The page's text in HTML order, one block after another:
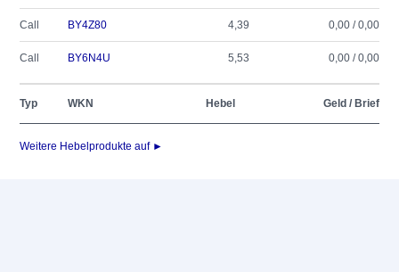
Call BY4Z80 4,39 0,00 / 0,00
Call BY6N4U 5,53 0,00 / 0,00
Typ WKN Hebel Geld / Brief
Weitere Hebelprodukte auf ►